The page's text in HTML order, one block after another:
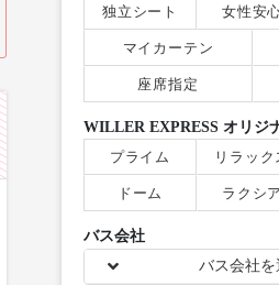
独立シート
女性安
マイカーテン
座席指定
WILLER EXPRESS オリジ
プライム
リラック
ドーム ラクシア
バス会社
バス会社を